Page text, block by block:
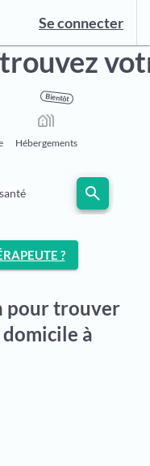
Se connecter
trouvez
Bientôt
holiday_village
Hébergements
search
?
pour trouver
à